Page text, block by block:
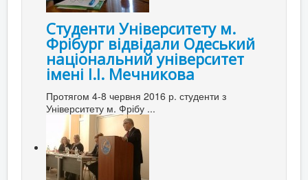
Студенти Університету м.
Фрібург відвідали Одеський
національний університет
імені І.І. Мечникова
Протягом 4-8 червня 2016 р. студенти з
Університету м. Фрібу ...